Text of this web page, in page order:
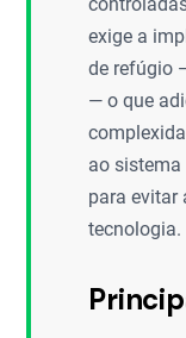
exige a
de refúgio
— o que
ao
para evitar
tecnologia.